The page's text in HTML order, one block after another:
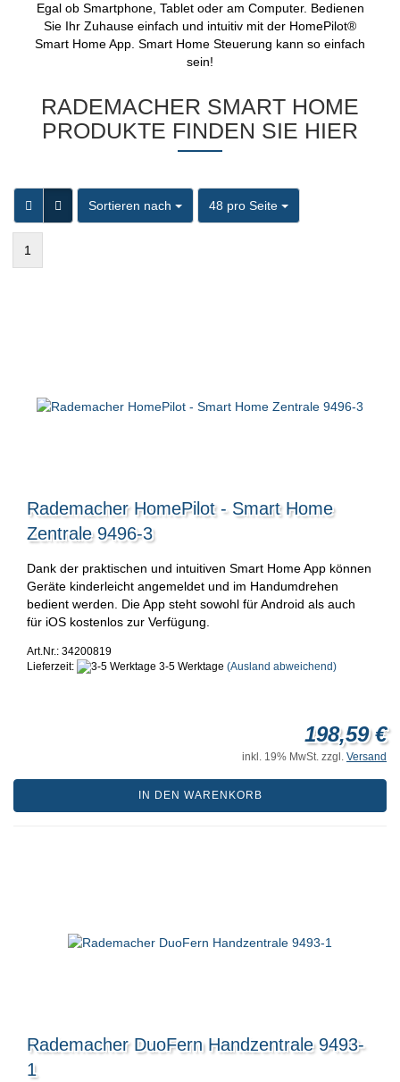
Egal ob Smartphone, Tablet oder am Computer. Bedienen
Sie Ihr Zuhause einfach und intuitiv mit der HomePilot®
Smart Home App. Smart Home Steuerung kann so einfach
sein!
RADEMACHER SMART HOME
PRODUKTE FINDEN SIE HIER
Sortieren nach
Sortieren nach 48 pro Seite
pro Seite
1
Rademacher HomePilot - Smart Home
Zentrale 9496-3
Dank der praktischen und intuitiven Smart Home App können
Geräte kinderleicht angemeldet und im Handumdrehen
bedient werden. Die App steht sowohl für Android als auch
für iOS kostenlos zur Verfügung.
Art.Nr.: 34200819
Lieferzeit:
3-5 Werktage (Ausland abweichend)
198,59 €
inkl. 19% MwSt. zzgl. Versand
IN DEN WARENKORB
Rademacher DuoFern Handzentrale 9493-
1